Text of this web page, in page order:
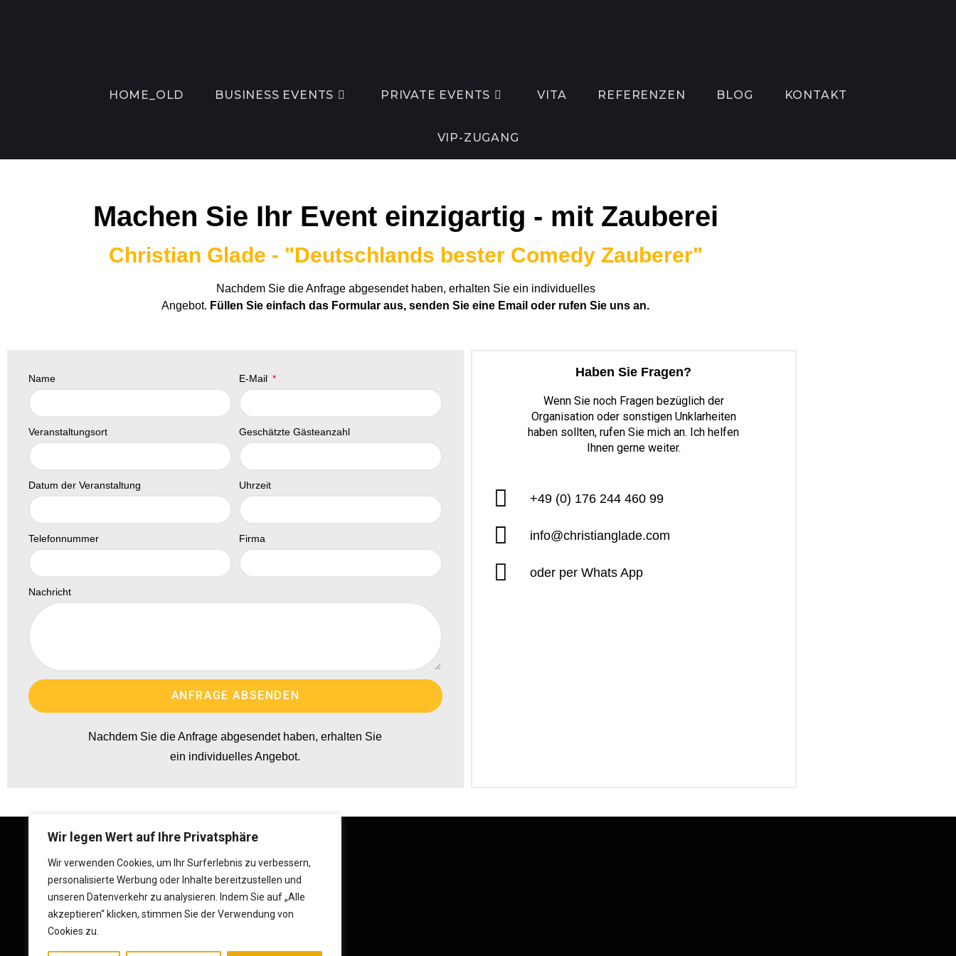
Wir legen Wert auf Ihre Privatsphäre
Wir verwenden Cookies, um Ihr Surferlebnis zu verbessern,
personalisierte Werbung oder Inhalte bereitzustellen und
unseren Datenverkehr zu analysieren. Indem Sie auf „Alle
akzeptieren“ klicken, stimmen Sie der Verwendung von
Cookies zu.
HOME_OLD BUSINESS EVENTS PRIVATE EVENTS VITA REFERENZEN BLOG KONTAKT
VIP-ZUGANG
Machen Sie Ihr Event einzigartig - mit Zauberei
Christian Glade - "Deutschlands bester Comedy Zauberer"
Nachdem Sie die Anfrage abgesendet haben, erhalten Sie ein individuelles
Angebot. Füllen Sie einfach das Formular aus, senden Sie eine Email oder rufen Sie uns an.
Name E-Mail
Veranstaltungsort Geschätzte Gästeanzahl
Datum der Veranstaltung Uhrzeit
Telefonnummer Firma
Nachricht
ANFRAGE ABSENDEN
Nachdem Sie die Anfrage abgesendet haben, erhalten Sie
ein individuelles Angebot.
Haben Sie Fragen?
Wenn Sie noch Fragen bezüglich der
Organisation oder sonstigen Unklarheiten
haben sollten, rufen Sie mich an. Ich helfen
Ihnen gerne weiter.
+49 (0) 176 244 460 99
info@christianglade.com
oder per Whats App
Kontakt
Glade Group GmbH, Christian Glade, Falkenstr. 14, 48301
Nottuln
Mobile: